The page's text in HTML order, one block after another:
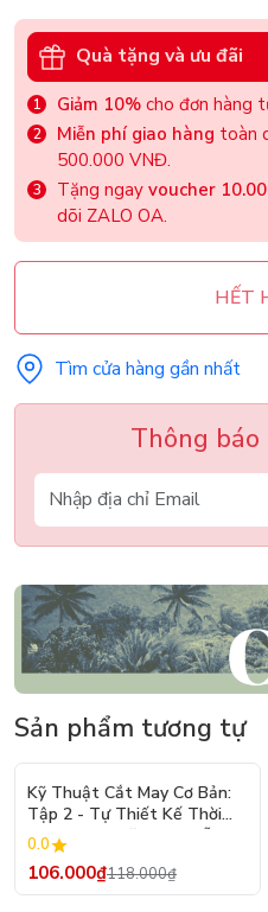
Quà tặng và ưu đãi
Giảm 10% cho đơn hàng
Miễn phí giao hàng toàn
500.000 VNĐ.
Tặng ngay voucher
dõi ZALO OA.
HẾT
Tìm cửa hàng gần nhất
Thông báo
Sản phẩm tương tự
- 10%
Kỹ Thuật Cắt May Cơ Bản:
Tập 2 - Tự Thiết Kế Thời
Trang Nam Nữ - Tạo Mẫu
Rập - Kỹ Thuật Nhảy Size
0.0
106.000₫118.000₫